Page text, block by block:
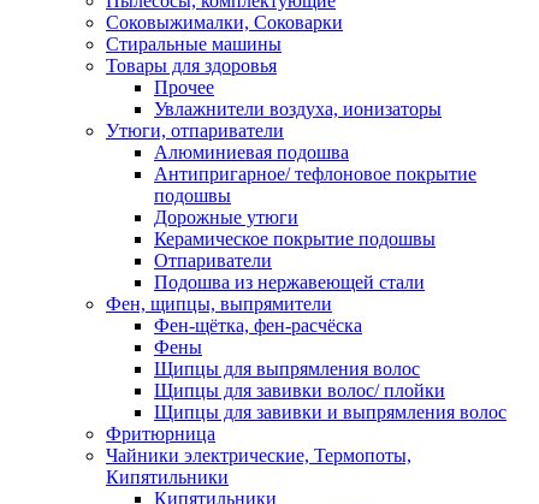
Соковыжималки, Соковарки
Стиральные машины
Товары для здоровья
Прочее
Увлажнители воздуха, ионизаторы
Утюги, отпариватели
Алюминиевая подошва
Антипригарное/ тефлоновое покрытие
подошвы
Дорожные утюги
Керамическое покрытие подошвы
Отпариватели
Подошва из нержавеющей стали
Фен, щипцы, выпрямители
Фен-щётка, фен-расчёска
Фены
Щипцы для выпрямления волос
Щипцы для завивки волос/ плойки
Щипцы для завивки и выпрямления волос
Фритюрница
Чайники электрические, Термопоты,
Кипятильники
Кипятильники